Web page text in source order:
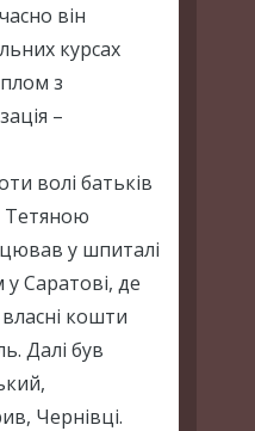
він
курсах
з
–
волі батьків
Тетяною
у шпиталі
Саратові, де
кошти
Далі був
Чернівці.